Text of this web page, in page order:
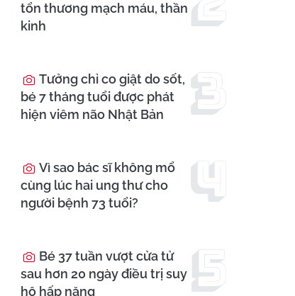
tổn thương mạch máu, thần
kinh
Tưởng chỉ co giật do sốt,
bé 7 tháng tuổi được phát
hiện viêm não Nhật Bản
Vì sao bác sĩ không mổ
cùng lúc hai ung thư cho
người bệnh 73 tuổi?
Bé 37 tuần vượt cửa tử
sau hơn 20 ngày điều trị suy
hô hấp nặng